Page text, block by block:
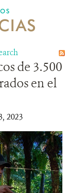
de 3.500
en el
2023